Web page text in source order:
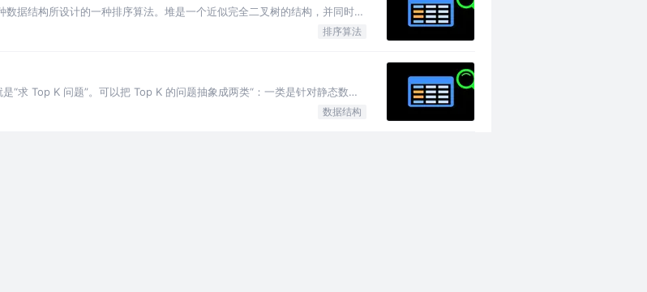
据结构所设计的一种排序算法。堆是一个近似完全二叉树的结构，并同时满
它的父节点。
排序算法
“求 Top K 问题”。可以把 Top K 的问题抽象成两类“：一类是针对静态数据
数据结构